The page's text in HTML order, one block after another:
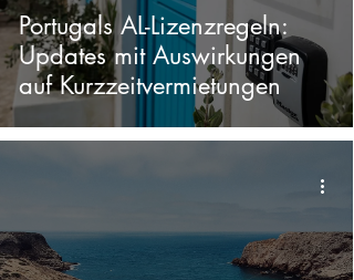
Portugals AL-Lizenzregeln:
Updates mit Auswirkungen
auf Kurzzeitvermietungen